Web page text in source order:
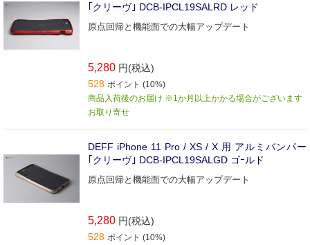
｢クリーヴ｣ DCB-IPCL19SALRD レッド
原点回帰と機能面での大幅アップデート
5,280 円(税込)
528 ポイント (10%)
商品入荷後のお届け ※1か月以上かかる場合がございます
お取り寄せ
DEFF iPhone 11 Pro / XS / X 用 アルミバンパー
｢クリーヴ｣ DCB-IPCL19SALGD ゴｰルド
原点回帰と機能面での大幅アップデート
5,280 円(税込)
528 ポイント (10%)